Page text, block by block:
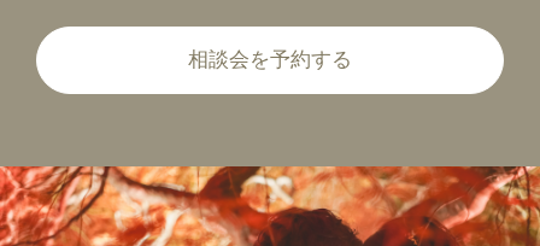
相談会を予約する